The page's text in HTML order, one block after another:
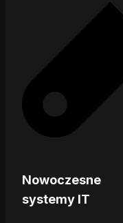
Nowoczesne
systemy IT